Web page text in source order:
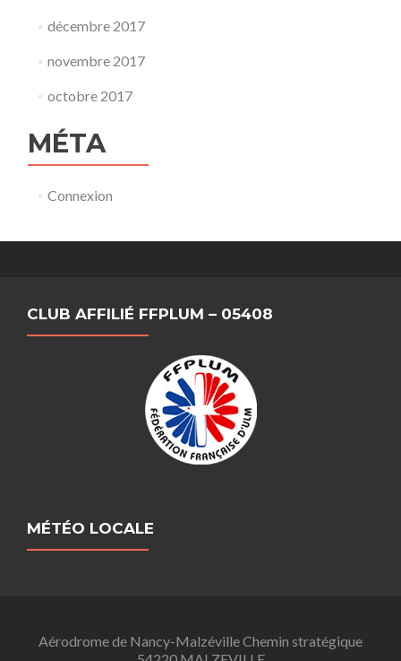
décembre 2017
novembre 2017
octobre 2017
MÉTA
Connexion
CLUB AFFILIÉ FFPLUM – 05408
MÉTÉO LOCALE
Aérodrome de Nancy-Malzéville Chemin stratégique